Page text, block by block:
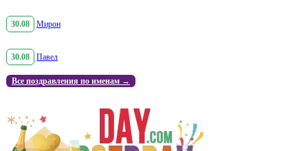
30.08 Мирон
30.08 Павел
Все поздравления по именам →